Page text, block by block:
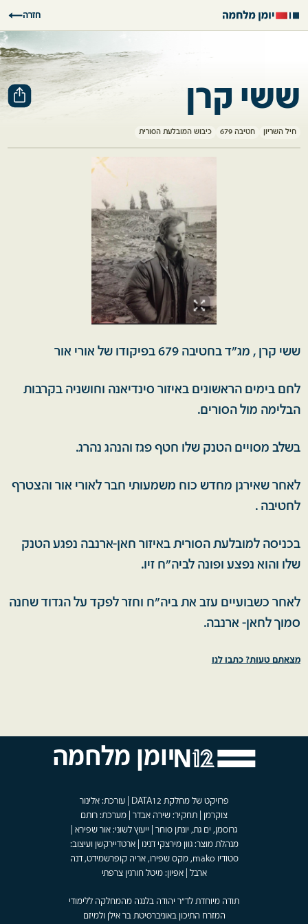
חזרה
ששי קרן
חיל השריון חטיבה 679 כיבוש המובלעת הסורית
ששי קרן , מג״ד בחטיבה 679 בפיקודו של אורי אור
לחם בימים הראשונים באיזור סינדיאנה וחושניה בקרבות
הבלימה מול הסורים.
בשלב מסויים הטנק שלו חטף פגז והנהג נהרג.
לאחר שאירגן מחדש כוח משמעותי חבר לאורי אור והצטרף
לחטיבה .
בכניסה למובלעת הסורית באיזור חאן-ארנבה נפגע הטנק
שלו והוא נפצע ופונה לביה״ח זיו.
לאחר כשבועיים עזב את ביה״ח וחזר לפקד על הגדוד שחנה
סמוך לחאן- ארנבה.
מצאתם טעות? כתבו לנו
יומן מלחמה
פרויקט של מחלקת DATA12 | עורכת: אלינור
צוקרמן | תחקיר: שירה אבדר | מערכת: רותם
גרוסמן, ים גת, יונתן סוחר | ייעוץ לשוני: אור שפירא |
מנהלת מוצר: גוון מירצקי דנינו | ארטדיירקשן ועיצוב:
סטודיו mako, מקס שפירו, אריה קופרשמידט, דנה
ארבל | אפיון: מיטל חורגין צרפתי
תודה מיוחדת לד"ר יהודה בלנגה מהמחלקה ללימודי
המזרח התיכון באוניברסיטת בר אילן ולמיזם